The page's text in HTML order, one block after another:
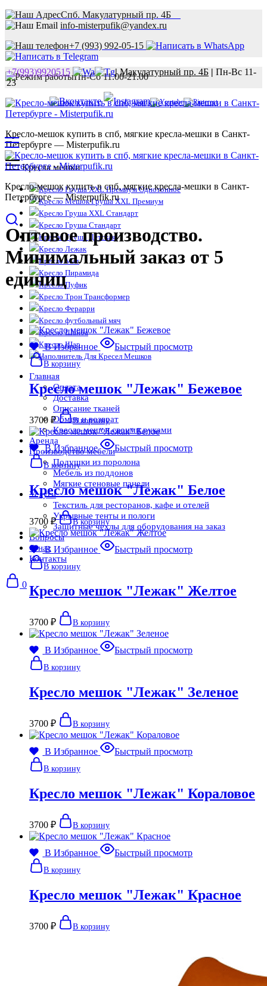
Спб. Макулатурный пр. 4Б
info-misterpufik@yandex.ru
+7 (993) 992-05-15
Пн-Сб 11.00-21.00
+7(993)9920515 | Макулатурный пр. 4Б | Пн-Вс 11-
23
Кресло-мешок купить в спб, мягкие кресла-мешки в Санкт-
Петербурге — Misterpufik.ru
Кресла мешки
Кресло Груша XXL Премиум Однотонное
Кресло Мешок Груша XXL Премиум
Кресло Груша XXL Стандарт
Кресло Груша Стандарт
Кресло Груша Детская
Кресло Лежак
Кресло Мат
Кресло Пирамида
Кресло Пуфик
Кресло Трон Трансформер
Кресло Ферарри
Кресло футбольный мяч
Кресло Шайба
Кресло Шар
Наполнитель Для Кресел Мешков
Главная
Оплата
Доставка
Описание тканей
Обмен и возврат
Кресло мешок своими руками
Аренда
Производство мебели
Подушки из поролона
Мебель из поддонов
Мягкие стеновые панели
Услуги
Текстиль для ресторанов, кафе и отелей
Укрывные тенты и пологи
Защитные чехлы для оборудования на заказ
Вопросы
О нас
Контакты
0
Кресло-мешок купить в спб, мягкие кресла-мешки в Санкт-
Петербурге — Misterpufik.ru
Оптовое производство.
Минимальный заказ от 5
единиц
В Избранное Быстрый просмотр
В корзину
Кресло мешок "Лежак" Бежевое
3700 ₽ В корзину
В Избранное Быстрый просмотр
В корзину
Кресло мешок "Лежак" Белое
3700 ₽ В корзину
В Избранное Быстрый просмотр
В корзину
Кресло мешок "Лежак" Желтое
3700 ₽ В корзину
В Избранное Быстрый просмотр
В корзину
Кресло мешок "Лежак" Зеленое
3700 ₽ В корзину
В Избранное Быстрый просмотр
В корзину
Кресло мешок "Лежак" Кораловое
3700 ₽ В корзину
В Избранное Быстрый просмотр
В корзину
Кресло мешок "Лежак" Красное
3700 ₽ В корзину